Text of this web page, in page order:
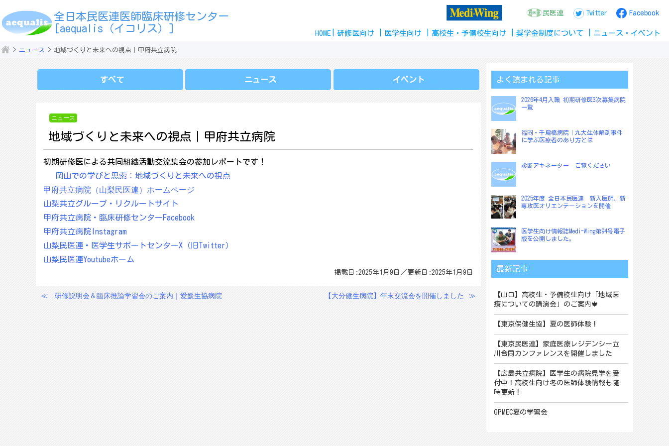
content
全日本民医連医師臨床研修センター
[aequalis（イコリス）]
民医連 Twitter Facebook
HOME 研修医向け 医学生向け 高校生 ・ 予備校生向け 奨学金制度 について ニュース ・ イベント
ニュース 地域づくりと未来への視点｜甲府共立病院
すべて ニュース イベント
ニュース
地域づくりと未来への視点｜甲府共立病院
初期研修医による共同組織活動交流集会の参加レポートです！
岡山での学びと思索：地域づくりと未来への視点
甲府共立病院（山梨民医連）ホームページ
山梨共立グループ・リクルートサイト
甲府共立病院・臨床研修センターFacebook
甲府共立病院Instagram
山梨民医連・医学生サポートセンターX（旧Twitter）
山梨民医連Youtubeホーム
掲載日:2025年1月9日／更新日:2025年1月9日
投≪ 研修説明会＆臨床推論学習会のご案内｜愛媛生協病院 【大分健生病院】年末交流会を開催しました ≫
よく読まれる記事
2026年4月入職 初期研修医3次募集病院
一覧
福岡・千鳥橋病院｜九大生体解剖事件
に学ぶ医療者のあり方とは
診断アキネーター ご覧ください
2025年度 全日本民医連 新入医師、新
専攻医オリエンテーションを開催
医学生向け情報誌Medi-Wing第94号電子
版を公開しました。
最新記事
【山口】高校生・予備校生向け「地域医
療についての講演会」のご案内🍁
【東京保健生協】夏の医師体験！
【東京民医連】家庭医療レジデンシー立
川合同カンファレンスを開催しました
【広島共立病院】医学生の病院見学を受
付中！高校生向け冬の医師体験情報も随
時更新！
GPMEC夏の学習会